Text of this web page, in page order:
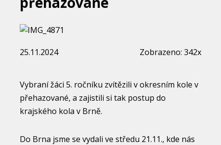
25.11.2024 Zobrazeno: 342x
Vybraní žáci 5. ročníku zvítězili v okresním kole v
přehazované, a zajistili si tak postup do
krajského kola v Brně.
Do Brna jsme se vydali ve středu 21.11., kde nás